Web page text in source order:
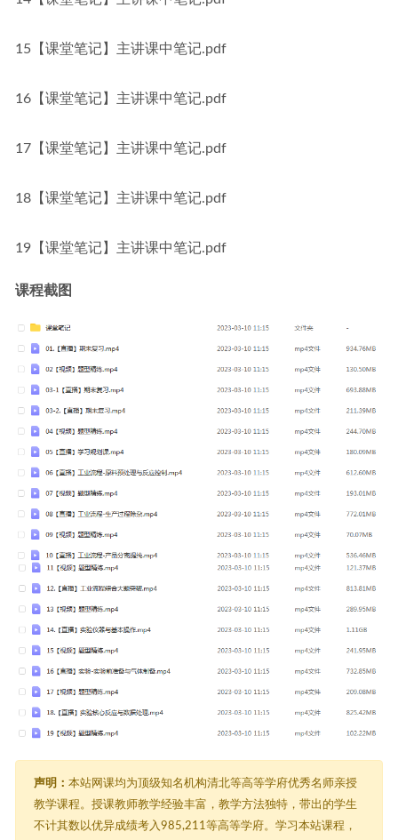
15【课堂笔记】主讲课中笔记.pdf
16【课堂笔记】主讲课中笔记.pdf
17【课堂笔记】主讲课中笔记.pdf
18【课堂笔记】主讲课中笔记.pdf
19【课堂笔记】主讲课中笔记.pdf
课程截图
声明： 本站网课均为顶级知名机构清北等高等学府优秀名师亲授
教学课程。授课教师教学经验丰富，教学方法独特，带出的学生
不计其数以优异成绩考入985,211等高等学府。学习本站课程，